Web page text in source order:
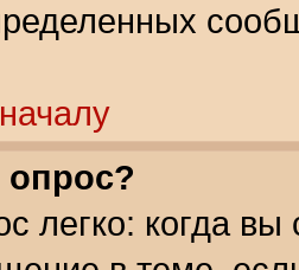
опрос?
легко: когда